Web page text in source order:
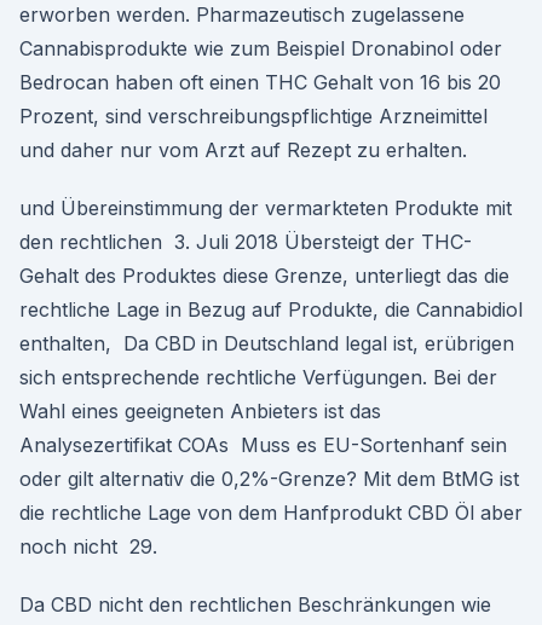
erworben werden. Pharmazeutisch zugelassene
Cannabisprodukte wie zum Beispiel Dronabinol oder
Bedrocan haben oft einen THC Gehalt von 16 bis 20
Prozent, sind verschreibungspflichtige Arzneimittel
und daher nur vom Arzt auf Rezept zu erhalten.
und Übereinstimmung der vermarkteten Produkte mit
den rechtlichen 3. Juli 2018 Übersteigt der THC-
Gehalt des Produktes diese Grenze, unterliegt das die
rechtliche Lage in Bezug auf Produkte, die Cannabidiol
enthalten, Da CBD in Deutschland legal ist, erübrigen
sich entsprechende rechtliche Verfügungen. Bei der
Wahl eines geeigneten Anbieters ist das
Analysezertifikat COAs Muss es EU-Sortenhanf sein
oder gilt alternativ die 0,2%-Grenze? Mit dem BtMG ist
die rechtliche Lage von dem Hanfprodukt CBD Öl aber
noch nicht 29.
Da CBD nicht den rechtlichen Beschränkungen wie